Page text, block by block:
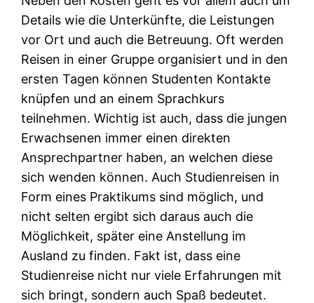
Details wie die Unterkünfte, die Leistungen
vor Ort und auch die Betreuung. Oft werden
Reisen in einer Gruppe organisiert und in den
ersten Tagen können Studenten Kontakte
knüpfen und an einem Sprachkurs
teilnehmen. Wichtig ist auch, dass die jungen
Erwachsenen immer einen direkten
Ansprechpartner haben, an welchen diese
sich wenden können. Auch Studienreisen in
Form eines Praktikums sind möglich, und
nicht selten ergibt sich daraus auch die
Möglichkeit, später eine Anstellung im
Ausland zu finden. Fakt ist, dass eine
Studienreise nicht nur viele Erfahrungen mit
sich bringt, sondern auch Spaß bedeutet.